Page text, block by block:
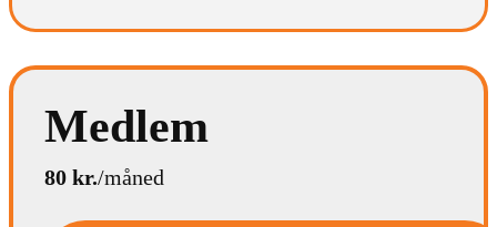
Medlem
80 kr./måned